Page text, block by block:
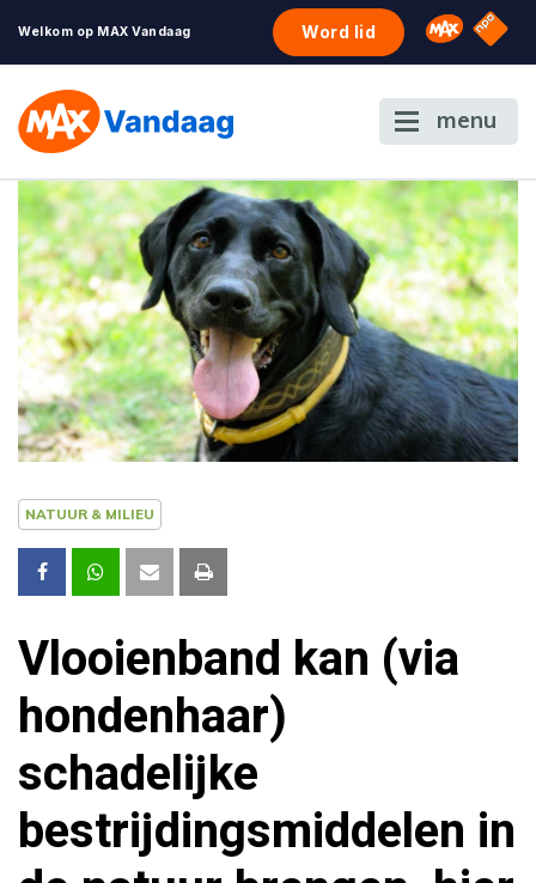
Welkom op MAX Vandaag Word lid Omroep
NPO
menu
NATUUR & MILIEU
Vlooienband kan (via
hondenhaar)
schadelijke
bestrijdingsmiddelen in